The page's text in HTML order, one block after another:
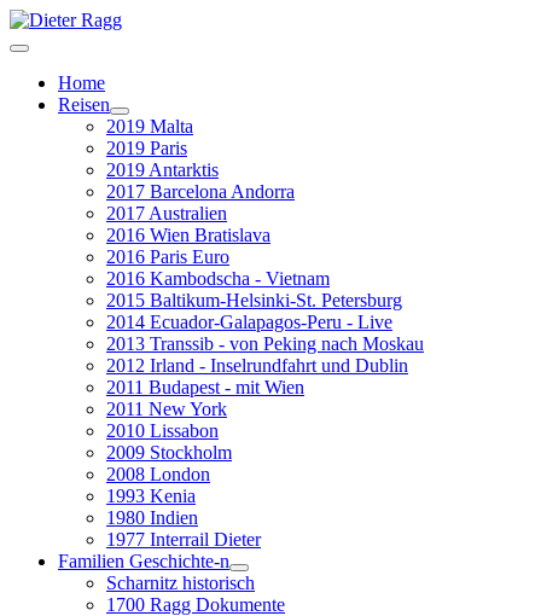
Home
Reisen
2019 Malta
2019 Paris
2019 Antarktis
2017 Barcelona Andorra
2017 Australien
2016 Wien Bratislava
2016 Paris Euro
2016 Kambodscha - Vietnam
2015 Baltikum-Helsinki-St. Petersburg
2014 Ecuador-Galapagos-Peru - Live
2013 Transsib - von Peking nach Moskau
2012 Irland - Inselrundfahrt und Dublin
2011 Budapest - mit Wien
2011 New York
2010 Lissabon
2009 Stockholm
2008 London
1993 Kenia
1980 Indien
1977 Interrail Dieter
Familien Geschichte-n
Scharnitz historisch
1700 Ragg Dokumente